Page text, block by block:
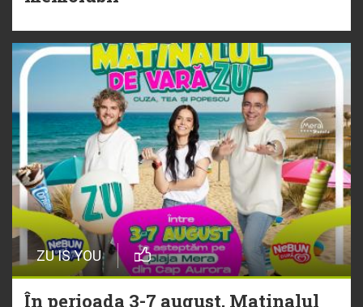
NEW MUSIC | 5 piese noi în
playlistul Radio ZU
ZU IS YOU
În perioada 3-7 august, Matinalul